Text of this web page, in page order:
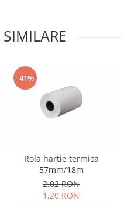
-41%
Rola hartie termica
57mm/18m
2,02 RON
1,20 RON